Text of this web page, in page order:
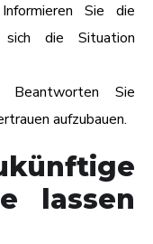
Sie die
sich die Situation
Sie
aufzubauen.
lassen